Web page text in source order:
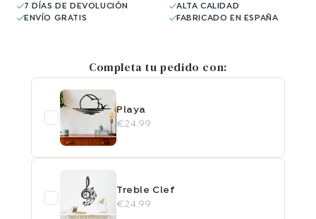
7 DÍAS DE DEVOLUCIÓN
ALTA CALIDAD
ENVÍO GRATIS
FABRICADO EN ESPAÑA
Completa tu pedido con:
Playa
€24.99
Treble Clef
€24.99